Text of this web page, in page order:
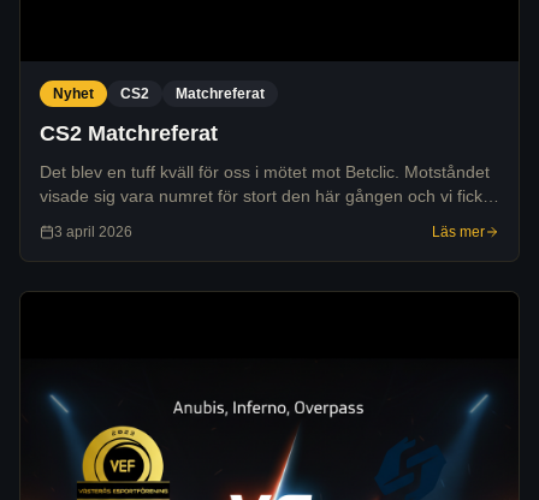
Nyhet CS2 Matchreferat
CS2 Matchreferat
Det blev en tuff kväll för oss i mötet mot Betclic. Motståndet
visade sig vara numret för stort den här gången och vi fick
första kartan lycka
3 april 2026 Läs mer